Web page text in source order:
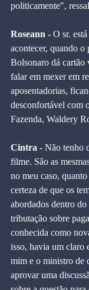
politicamente",
Roseann - O sr.
acontecer, quando o
Bolsonaro dá cartão
falar em mexer em
aposentadorias,
desconfortável com
Fazenda, Waldery
Cintra - Não tenho
filme. São as
no meu caso,
certeza de que os
abordados dentro
tributação sobre
conhecida como
isso, havia um claro
mim e o ministro de
aprovar uma